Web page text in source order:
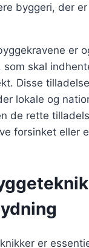
byggeri, der
er
som skal
Disse
lokale og
de rette
forsinket eller
er